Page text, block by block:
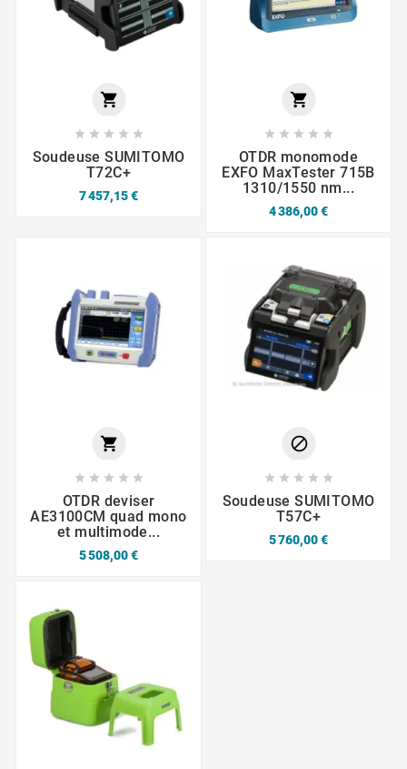

    
Soudeuse SUMITOMO
T72C+
7 457,15 €

    
OTDR monomode
EXFO MaxTester 715B
1310/1550 nm...
4 386,00 €

    
OTDR deviser
AE3100CM quad mono
et multimode...
5 508,00 €

    
Soudeuse SUMITOMO
T57C+
5 760,00 €